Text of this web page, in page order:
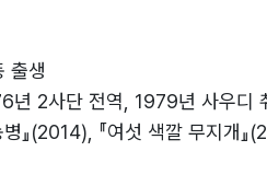
이까지 저당 잡히기도 하였다.
감사하였고 지나온 일들 모두
아 눈앞에 다가오는 모든 일
부터 빈손이 아니었던가. 그러
는 사실을 깨우쳤을 적에 우울
출생
2사단 전역, 1979년 사우디
』(2014), 『여섯 색깔 무지개』